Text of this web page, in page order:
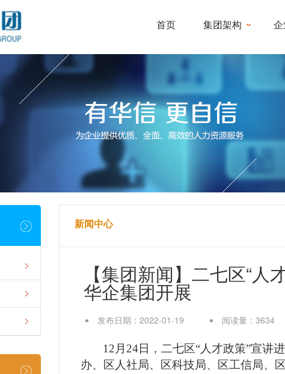
集团架构
首页
新闻中心
【集团新闻】二七区“人
华企集团开展
发布日期：2022-01-19 阅读量：3634
12月24日， 二七区“人才政策”宣讲
办、区人社局、区科技局、区工信局、